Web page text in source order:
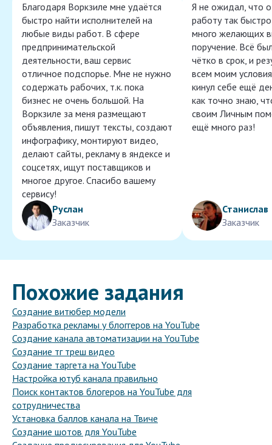
Благодаря Воркзиле мне удаётся
быстро найти исполнителей на
любые виды работ. В сфере
предпринимательской
деятельности, ваш сервис
отличное подспорье. Мне не нужно
содержать рабочих, т.к. пока
бизнес не очень большой. На
Воркзиле за меня размещают
объявления, пишут тексты, создают
инфографику, монтируют видео,
делают сайты, рекламу в яндексе и
соцсетях, ищут поставщиков и
многое другое. Спасибо вашему
сервису!
Руслан
Заказчик
Я не ожидал, что
работу так
много желающих
поручение. Всё
чётко в срок, и
всем моим
кинул себе ещё
как точно знаю,
своим Личным
ещё много раз!
Станислав
Заказчик
Похожие задания
Создание витюбер модели
Разработка рекламы у блоггеров на YouTube
Создание канала автоматизации на YouTube
Создание тг треш видео
Создание таргета на YouTube
Настройка ютуб канала правильно
Поиск контактов блогеров на YouTube для
сотрудничества
Установка баллов канала на Твиче
Создание шотов для YouTube